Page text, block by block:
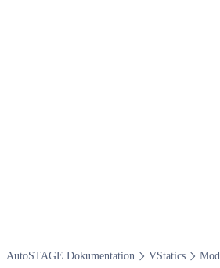
Auto​STAGE Dokumentation V​Statics